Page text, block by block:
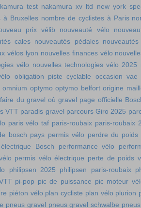
test nakamura xv ltd
new york
à Bruxelles nombre de cyclistes à Paris
prix vélib nouveauté vélo
cales nouveautés pédales
vélos lyon nouvelles finances vélo
vélo nouvelles technologies vélo 2025
obligation piste cyclable
occasion vae
omnium optymo optymo belfort origine
du gravel où gravel page officielle
VTT paradis gravel parcours Giro 2025
paris vélo taf paris-roubaix paris-roubaix
bosch pays permis vélo perdre du poids
Bosch
performance vélo
permis vélo électrique perte de poids
philipsen 2025 philipsen paris-roubaix
pi-pop pic de puissance pic moteur
piéton vélo plan cycliste plan vélo plurion
pneus gravel pneus gravel schwalbe